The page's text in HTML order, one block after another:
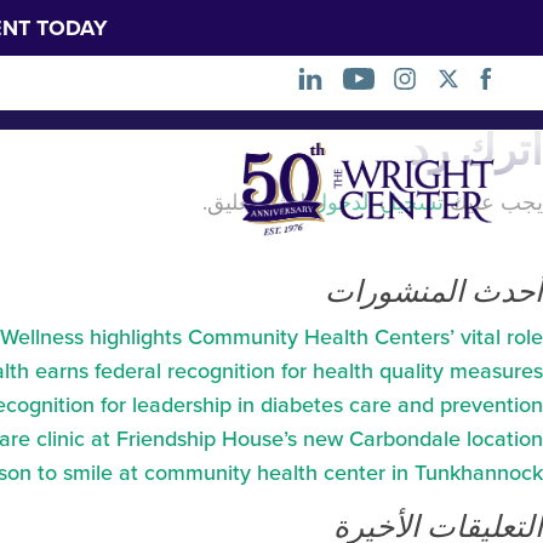
TODAY.
تخطي
التنقل
اترك رد
يجب عليكتسجيل الدخوللنشر تعليق.
أحدث المنشورات
highlights Community Health Centers’ vital role
earns federal recognition for health quality measures
for leadership in diabetes care and prevention
clinic at Friendship House’s new Carbondale location
to smile at community health center in Tunkhannock
التعليقات الأخيرة